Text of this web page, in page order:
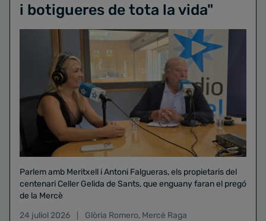
i botigueres de tota la vida"
Parlem amb Meritxell i Antoni Falgueras, els propietaris del
centenari Celler Gelida de Sants, que enguany faran el pregó
de la Mercè
24 juliol 2026
Glòria Romero, Mercè Raga